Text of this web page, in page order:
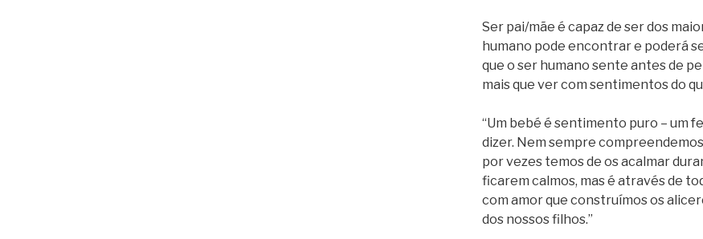
Ser pai/mãe é capaz de ser dos
humano pode encontrar e poderá
que o ser humano sente antes de
mais que ver com sentimentos do
“Um bebé é sentimento puro – um
dizer. Nem sempre
por vezes temos de os acalmar
ficarem calmos, mas é através de
com amor que construímos os
dos nossos filhos.”